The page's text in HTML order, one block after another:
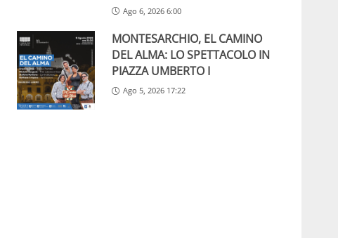
Ago 6, 2026 6:00
MONTESARCHIO, EL CAMINO
DEL ALMA: LO SPETTACOLO IN
PIAZZA UMBERTO I
Ago 5, 2026 17:22